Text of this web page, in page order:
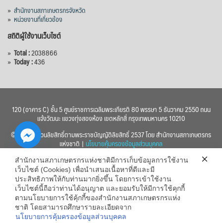
» สำนักงานสภาเกษตรกรจังหวัด
» หน่วยงานที่เกี่ยวข้อง
สถิติผู้ใช้งานเว็บไซต์
» Total :2038866
» Today :436
120 (อาคาร C) ชั้น 5 ศูนย์ราชการเฉลิมพระเกียรติ 80 พรรษา 5 ธันวาคม 2550 ถนน
แจ้งวัฒนะ แขวงทุ่งสองห้อง เขตหลักสี่ กรุงเทพมหานคร 10210
© 2560 สงวนลิขสิทธิ์ตามพระราชบัญญัติลิขสิทธิ์ 2537 โดย สำนักงานสภาเกษตรกร
แห่งชาติ | นโยบายคุ้มครองข้อมูลส่วนบุคคล
สำนักงานสภาเกษตรกรแห่งชาติมีการเก็บข้อมูลการใช้งาน
เว็บไซต์ (Cookies) เพื่อนำเสนอเนื้อหาที่ดีและมี
ประสิทธิภาพให้กับท่านมากยิ่งขึ้น โดยการเข้าใช้งาน
เว็บไซต์นี้ถือว่าท่านได้อนุญาต และยอมรับให้มีการใช้คุกกี้
ตามนโยบายการใช้คุ้กกี้ของสำนักงานสภาเกษตรกรแห่ง
ชาติ โดยสามารถศึกษารายละเอียดจาก
นโยบายการคุ้มครองข้อมูลส่วนบุคคล
Hide
chaty